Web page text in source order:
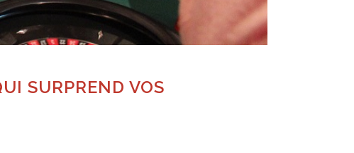
SURPREND VOS